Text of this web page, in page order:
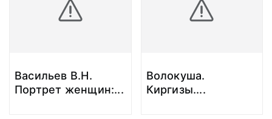
Васильев В.Н.
Портрет женщин:...
Волокуша.
Киргизы....